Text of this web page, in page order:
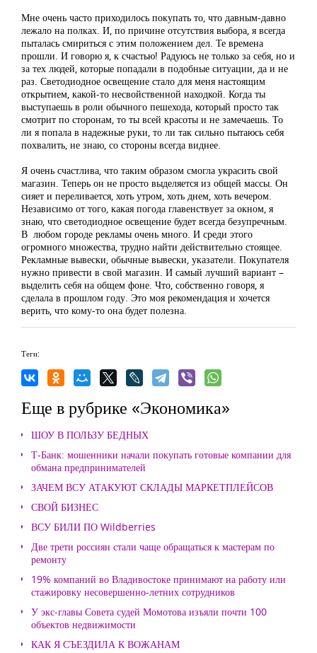
Мне очень часто приходилось покупать то, что давным-давно
лежало на полках. И, по причине отсутствия выбора, я всегда
пыталась смириться с этим положением дел. Те времена
прошли. И говорю я, к счастью! Радуюсь не только за себя, но и
за тех людей, которые попадали в подобные ситуации, да и не
раз. Светодиодное освещение стало для меня настоящим
открытием, какой-то несвойственной находкой. Когда ты
выступаешь в роли обычного пешехода, который просто так
смотрит по сторонам, то ты всей красоты и не замечаешь. То
ли я попала в надежные руки, то ли так сильно пытаюсь себя
похвалить, не знаю, со стороны всегда виднее.
Я очень счастлива, что таким образом смогла украсить свой
магазин. Теперь он не просто выделяется из общей массы. Он
сияет и переливается, хоть утром, хоть днем, хоть вечером.
Независимо от того, какая погода главенствует за окном, я
знаю, что светодиодное освещение будет всегда безупречным.
В любом городе рекламы очень много. И среди этого
огромного множества, трудно найти действительно стоящее.
Рекламные вывески, обычные вывески, указатели. Покупателя
нужно привести в свой магазин. И самый лучший вариант –
выделить себя на общем фоне. Что, собственно говоря, я
сделала в прошлом году. Это моя рекомендация и хочется
верить, что кому-то она будет полезна.
Теги:
Еще в рубрике «Экономика»
ШОУ В ПОЛЬЗУ БЕДНЫХ
Т-Банк: мошенники начали покупать готовые компании для
обмана предпринимателей
ЗАЧЕМ ВСУ АТАКУЮТ СКЛАДЫ МАРКЕТПЛЕЙСОВ
СВОЙ БИЗНЕС
ВСУ БИЛИ ПО Wildberries
Две трети россиян стали чаще обращаться к мастерам по
ремонту
19% компаний во Владивостоке принимают на работу или
стажировку несовершенно-летних сотрудников
У экс-главы Совета судей Момотова изъяли почти 100
объектов недвижимости
КАК Я СЪЕЗДИЛА К ВОЖАНАМ